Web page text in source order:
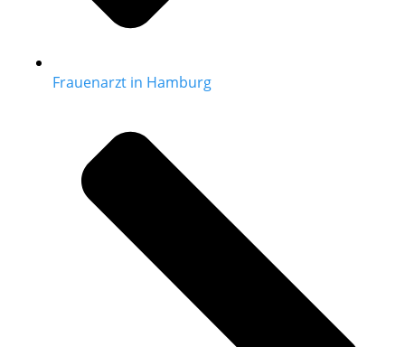
Frauenarzt in Hamburg